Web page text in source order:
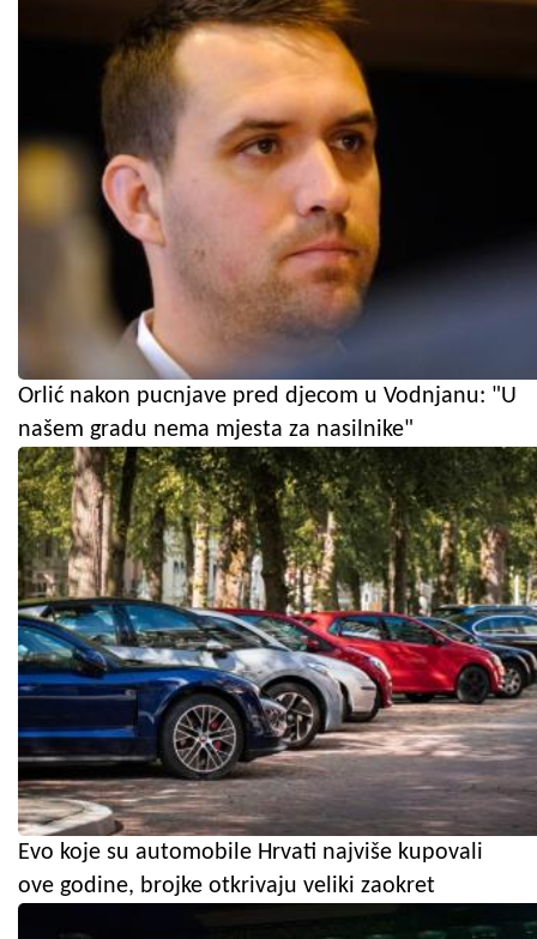
Orlić nakon pucnjave pred djecom u Vodnjanu: "U
našem gradu nema mjesta za nasilnike"
Evo koje su automobile Hrvati najviše kupovali
ove godine, brojke otkrivaju veliki zaokret